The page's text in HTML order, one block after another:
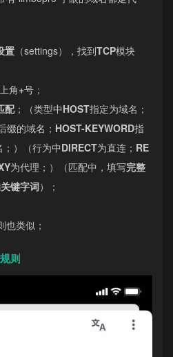
置 （settings），找到TCP模块
角+号；
配；（类型中HOST指定为域名；
缀的域名； HOST-KEYWORD指
）（行为中DIRECT为直连； RE
为代理；）（匹配中，填写完整
键字词）；
类似；
则